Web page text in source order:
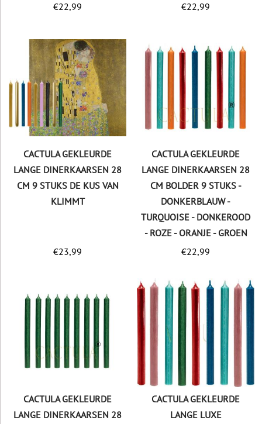
€22,99
€22,99
CACTULA GEKLEURDE
LANGE DINERKAARSEN 28
CM 9 STUKS DE KUS VAN
KLIMMT
€23,99
CACTULA GEKLEURDE
LANGE DINERKAARSEN 28
CM BOLDER 9 STUKS -
DONKERBLAUW -
TURQUOISE - DONKEROOD
- ROZE - ORANJE - GROEN
€22,99
CACTULA GEKLEURDE
LANGE DINERKAARSEN 28
CACTULA GEKLEURDE
LANGE LUXE